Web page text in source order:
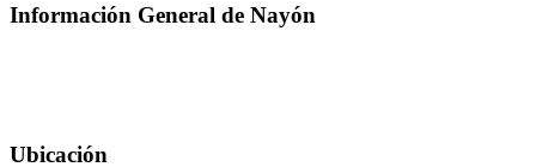
Información General de Nayón
Ubicación